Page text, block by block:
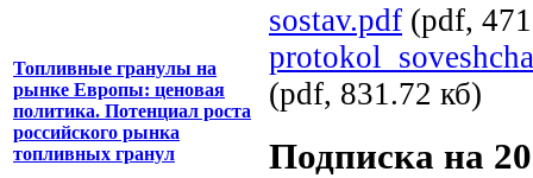
Топливные гранулы на
рынке Европы: ценовая
политика. Потенциал роста
российского рынка
топливных гранул
sostav.pdf (pdf,
(pdf, 831.72 кб)
Подписка на